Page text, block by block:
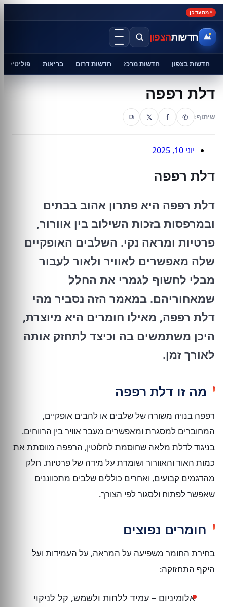
מתעדכן
חדשותהצפון
חדשות בצפון חדשות מרכז חדשות דרום בריאות פוליטיקה
דלת רפפה
שיתוף: ✆
f
𝕏
⧉
יוני 10, 2025
דלת רפפה
דלת רפפה היא פתרון אהוב בבתים
ובמרפסות בזכות השילוב בין אוורור,
פרטיות ומראה נקי. השלבים האופקיים
שלה מאפשרים לאוויר ולאור לעבור
מבלי לחשוף לגמרי את החלל
שמאחוריהם. במאמר הזה נסביר מהי
דלת רפפה, מאילו חומרים היא מיוצרת,
היכן משתמשים בה וכיצד לתחזק אותה
לאורך זמן.
מה זו דלת רפפה
רפפה בנויה משורה של שלבים או להבים אופקיים,
המחוברים למסגרת ומאפשרים מעבר אוויר בין הרווחים.
בניגוד לדלת מלאה שחוסמת לחלוטין, הרפפה מווסתת את
כמות האור והאוורור ושומרת על מידה של פרטיות. חלק
מהדגמים קבועים, ואחרים כוללים שלבים מתכווננים
שאפשר לפתוח ולסגור לפי הצורך.
חומרים נפוצים
בחירת החומר משפיעה על המראה, על העמידות ועל
היקף התחזוקה:
אלומיניום – עמיד ללחות ולשמש, קל לניקוי